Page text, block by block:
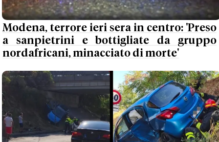
Modena, terrore ieri sera in centro: 'Preso
a sanpietrini e bottigliate da gruppo
nordafricani, minacciato di morte'